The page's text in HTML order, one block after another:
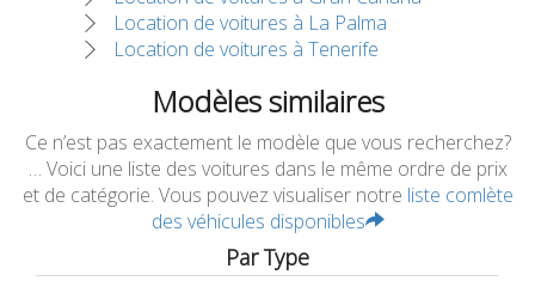
Location de voitures à La Palma
Location de voitures à Tenerife
Modèles similaires
Ce n’est pas exactement le modèle que vous recherchez?
… Voici une liste des voitures dans le même ordre de prix
et de catégorie. Vous pouvez visualiser notre liste comlète
des véhicules disponibles
Par Type